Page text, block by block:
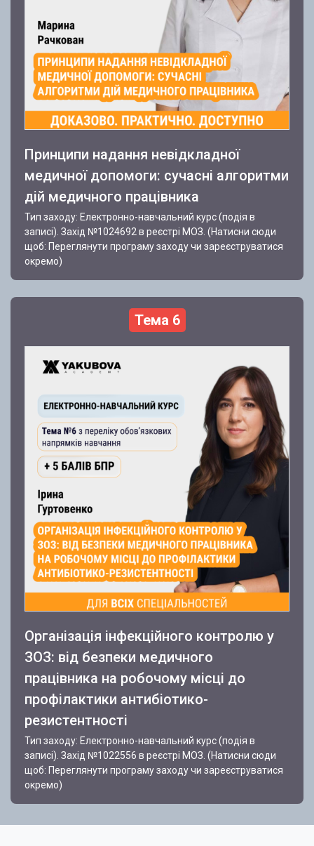
Принципи надання невідкладної
медичної допомоги: сучасні алгоритми
дій медичного працівника
Тип заходу: Електронно-навчальний курс (подія в
записі). Захід №1024692 в реєстрі МОЗ. (Натисни сюди
щоб: Переглянути програму заходу чи зареєструватися
окремо)
Тема 6
Організація інфекційного контролю у
ЗОЗ: від безпеки медичного
працівника на робочому місці до
профілактики антибіотико-
резистентності
Тип заходу: Електронно-навчальний курс (подія в
записі). Захід №1022556 в реєстрі МОЗ. (Натисни сюди
щоб: Переглянути програму заходу чи зареєструватися
окремо)